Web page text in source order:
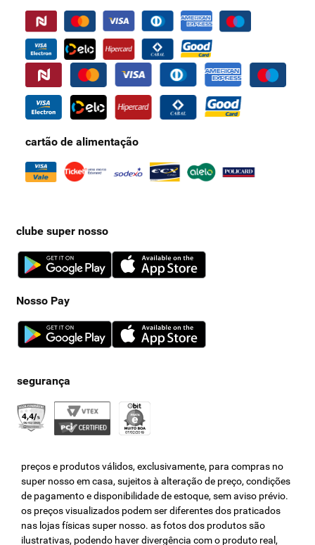
cartão de alimentação
clube super nosso
Nosso Pay
preços e produtos válidos, exclusivamente, para compras no
super nosso em casa, sujeitos à alteração de preço, condições
de pagamento e disponibilidade de estoque, sem aviso prévio.
os preços visualizados podem ser diferentes dos praticados
nas lojas físicas super nosso. as fotos dos produtos são
ilustrativas, podendo haver divergência com o produto real,